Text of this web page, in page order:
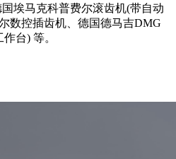
埃马克科普费尔滚齿机(带自动
数控插齿机、德国德马吉DMG
台) 等。